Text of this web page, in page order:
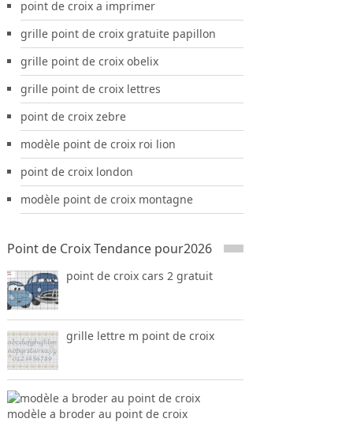
point de croix a imprimer
grille point de croix gratuite papillon
grille point de croix obelix
grille point de croix lettres
point de croix zebre
modèle point de croix roi lion
point de croix london
modèle point de croix montagne
Point de Croix Tendance pour2026
point de croix cars 2 gratuit
grille lettre m point de croix
modèle a broder au point de croix